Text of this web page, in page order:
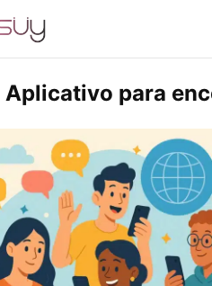
Aplicativo para